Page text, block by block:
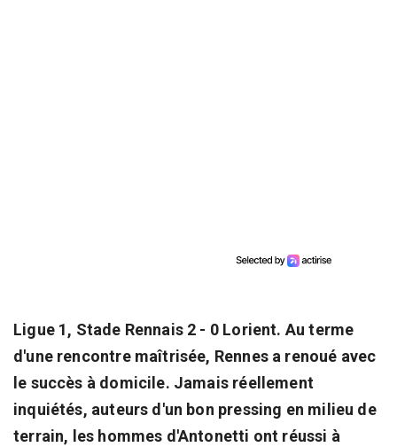
Ligue 1, Stade Rennais 2 - 0 Lorient. Au terme
d'une rencontre maîtrisée, Rennes a renoué avec
le succès à domicile. Jamais réellement
inquiétés, auteurs d'un bon pressing en milieu de
terrain, les hommes d'Antonetti ont réussi à